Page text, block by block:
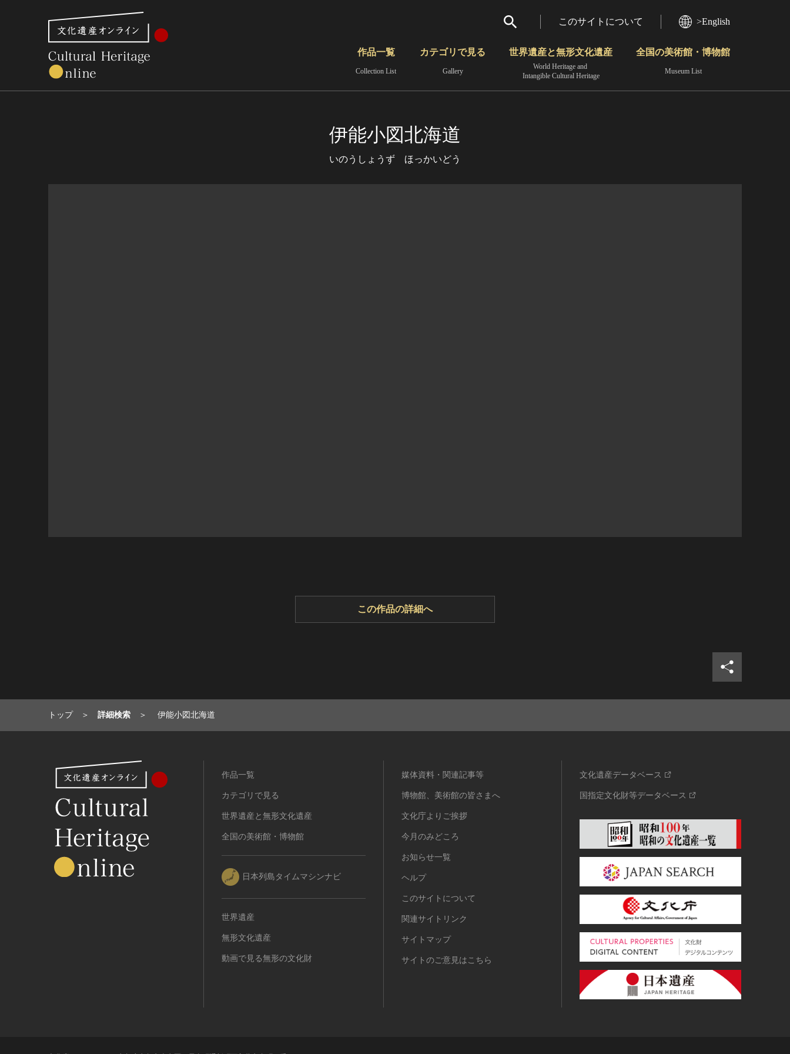
このサイトについて >English
作品一覧
Collection List
カテゴリで見る
Gallery
世界遺産と無形文化遺産
World Heritage and
Intangible Cultural Heritage
全国の美術館・博物館
Museum List
伊能小図北海道
いのうしょうず ほっかいどう
この作品の詳細へ
トップ 詳細検索 伊能小図北海道
作品一覧
カテゴリで見る
世界遺産と無形文化遺産
全国の美術館・博物館
日本列島タイムマシンナビ
世界遺産
無形文化遺産
動画で見る無形の文化財
媒体資料・関連記事等
博物館、美術館の皆さまへ
文化庁よりご挨拶
今月のみどころ
お知らせ一覧
ヘルプ
このサイトについて
関連サイトリンク
サイトマップ
サイトのご意見はこちら
文化遺産データベース
国指定文化財等データベース